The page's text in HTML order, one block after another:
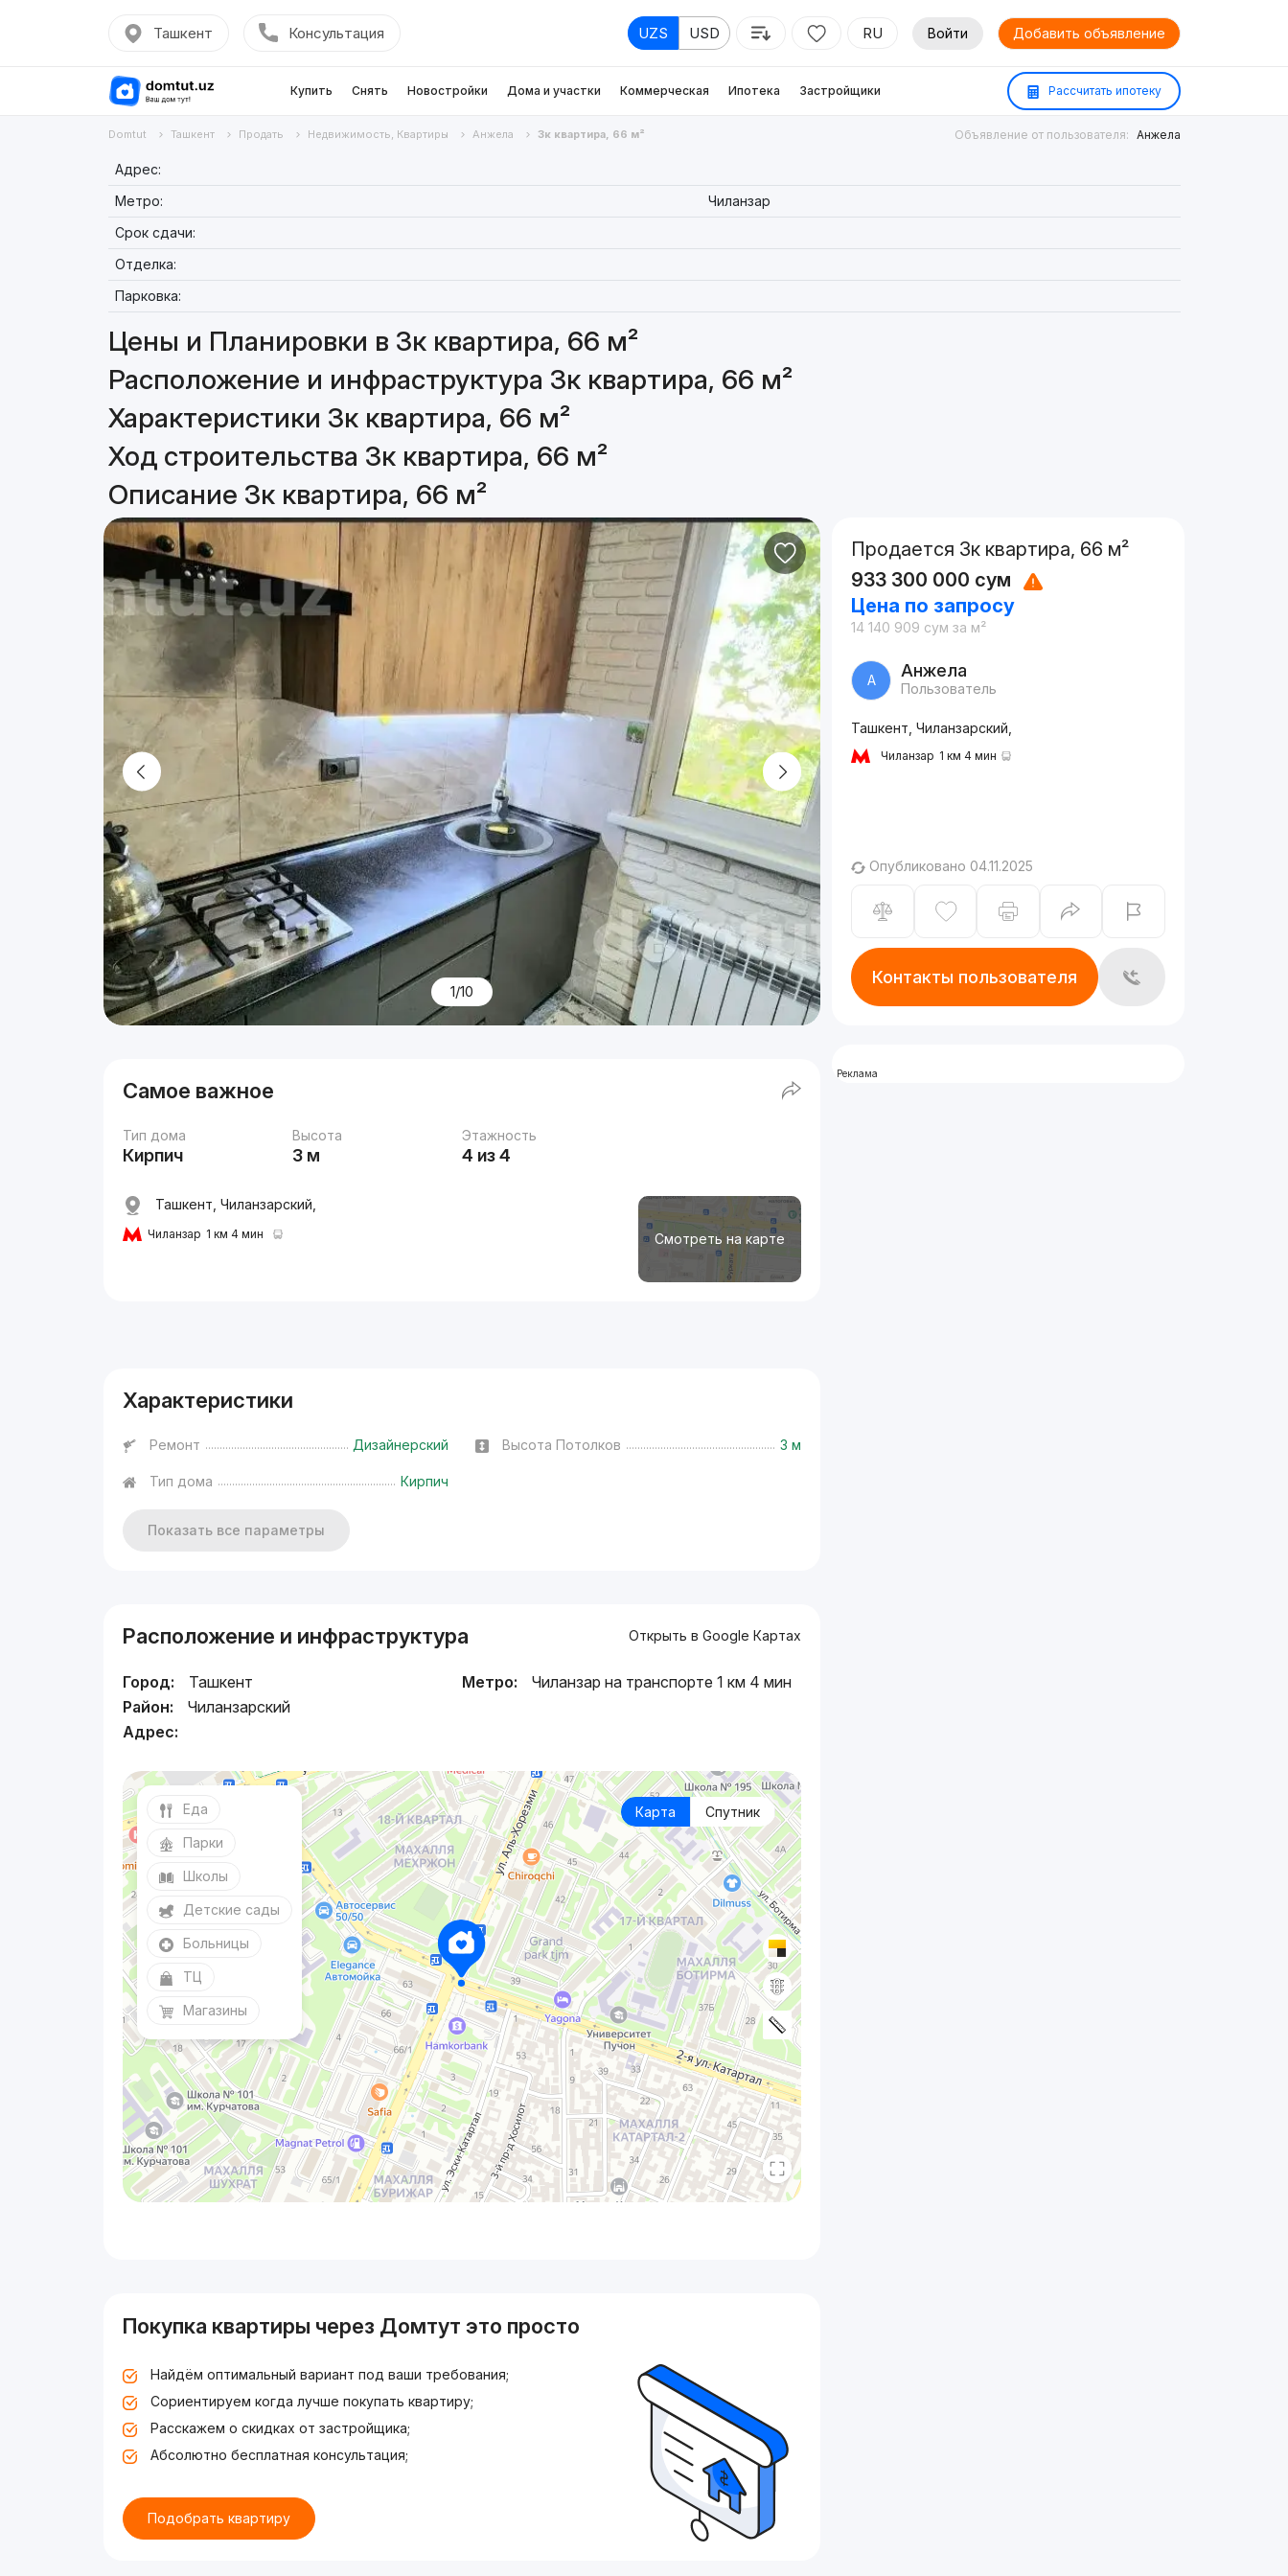
Ташкент Консультация UZS USD RU Войти Добавить объявление
Купить Снять Новостройки Дома и участки Коммерческая Ипотека Застройщики Рассчитать ипотеку
Domtut Ташкент Продать Недвижимость, Квартиры Анжела 3к квартира, 66 м² Объявление от пользователя: Анжела
Адрес:
Метро:
Чиланзар
Срок сдачи:
Отделка:
Парковка:
Цены и Планировки в 3к квартира, 66 м²
Расположение и инфраструктура 3к квартира, 66 м²
Характеристики 3к квартира, 66 м²
Ход строительства 3к квартира, 66 м²
Описание 3к квартира, 66 м²
1/10
Самое важное
Тип дома
Кирпич
Высота
3 м
Этажность
4 из 4
Смотреть на карте
Ташкент, Чиланзарский,
Чиланзар 1 км 4 мин
Характеристики
Ремонт Дизайнерский Высота Потолков 3 м
Тип дома Кирпич
Показать все параметры
Расположение и инфраструктура Открыть в Google Картах
Город:
Ташкент
Район:
Чиланзарский
Адрес:
Метро: Чиланзар на транспорте 1 км 4 мин
Карта Спутник
Еда
Парки
Школы
Детские сады
Больницы
ТЦ
Магазины
Покупка квартиры через Домтут это просто
Найдём оптимальный вариант под ваши требования;
Сориентируем когда лучше покупать квартиру;
Расскажем о скидках от застройщика;
Абсолютно бесплатная консультация;
Подобрать квартиру
Продается 3к квартира, 66 м²
933 300 000 сум
Цена по запросу
14 140 909 сум за м²
А Анжела
Пользователь
Ташкент, Чиланзарский,
Чиланзар 1 км 4 мин
Опубликовано 04.11.2025
Контакты пользователя
Реклама